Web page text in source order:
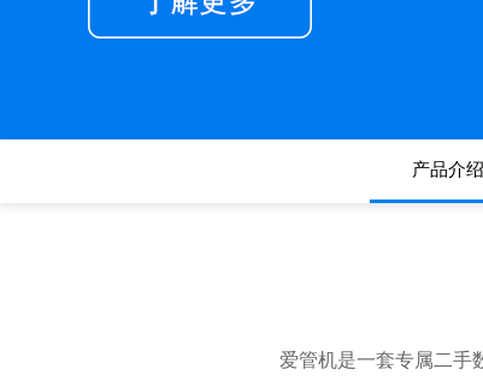
产品介绍
爱管机是一套专属二手